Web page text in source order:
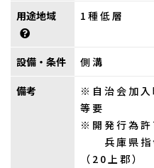
用途地域 1種低層
設備・条件 側溝
備考
※自治会加入
等要
※開発行為許
兵庫県指
（20上郡）